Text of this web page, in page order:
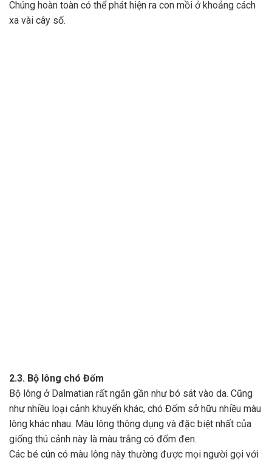
Chúng hoàn toàn có thể phát hiện ra con mồi ở khoảng cách
xa vài cây số.
2.3. Bộ lông chó Đốm
Bộ lông ở Dalmatian rất ngắn gần như bó sát vào da. Cũng
như nhiều loại cảnh khuyển khác, chó Đốm sở hữu nhiều màu
lông khác nhau. Màu lông thông dụng và đặc biệt nhất của
giống thú cảnh này là màu trắng có đốm đen.
Các bé cún có màu lông này thường được mọi người gọi với